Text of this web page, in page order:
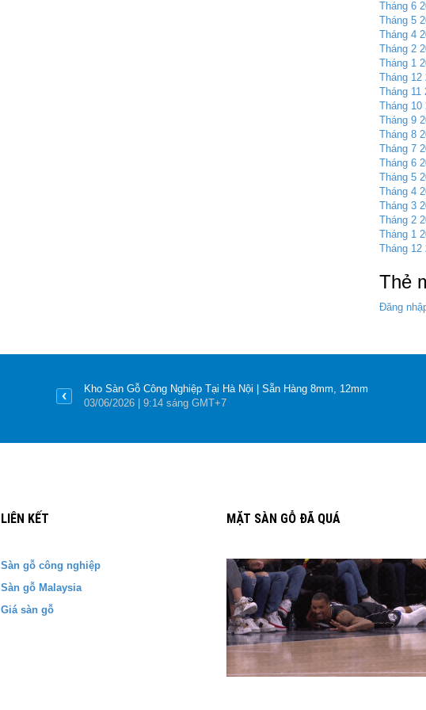
Tháng 6
Tháng 5
Tháng 4
Tháng 2
Tháng 1
Tháng 12
Tháng 11
Tháng 10
Tháng 9
Tháng 8
Tháng 7
Tháng 6
Tháng 5
Tháng 4
Tháng 3
Tháng 2
Tháng 1
Tháng 12
Thẻ
Đăng
Kho Sàn Gỗ Công Nghiệp Tại Hà Nội | Sẵn Hàng 8mm, 12mm
03/06/2026 | 9:14 sáng GMT+7
LIÊN KẾT
Sàn gỗ công nghiệp
Sàn gỗ Malaysia
Giá sàn gỗ
MẶT SÀN GỖ ĐÃ QUÁ